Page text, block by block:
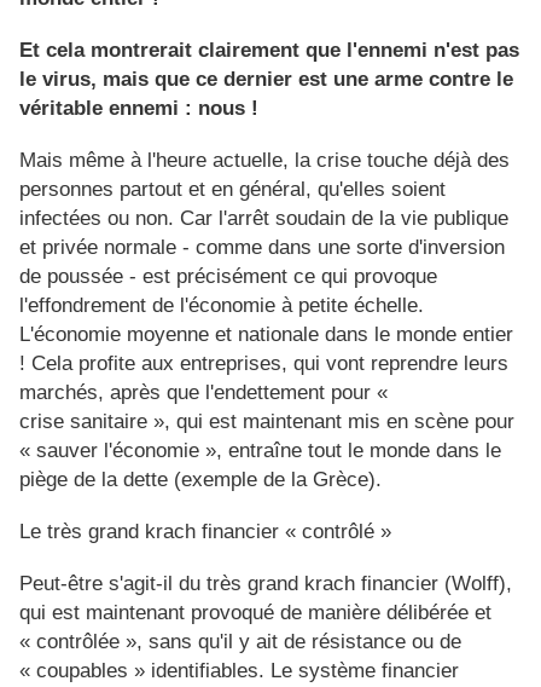
Et cela montrerait clairement que l'ennemi n'est pas
le virus, mais que ce dernier est une arme contre le
véritable ennemi : nous !
Mais même à l'heure actuelle, la crise touche déjà des
personnes partout et en général, qu'elles soient
infectées ou non. Car l'arrêt soudain de la vie publique
et privée normale - comme dans une sorte d'inversion
de poussée - est précisément ce qui provoque
l'effondrement de l'économie à petite échelle.
L'économie moyenne et nationale dans le monde entier
! Cela profite aux entreprises, qui vont reprendre leurs
marchés, après que l'endettement pour «
crise sanitaire », qui est maintenant mis en scène pour
« sauver l'économie », entraîne tout le monde dans le
piège de la dette (exemple de la Grèce).
Le très grand krach financier « contrôlé »
Peut-être s'agit-il du très grand krach financier (Wolff),
qui est maintenant provoqué de manière délibérée et
« contrôlée », sans qu'il y ait de résistance ou de
« coupables » identifiables. Le système financier